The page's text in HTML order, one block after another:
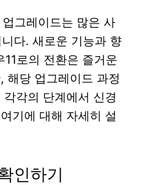
그레이드는 많은 사
다. 새로운 기능과 향
로의 전환은 즐거운
해당 업그레이드 과정
각의 단계에서 신경
기에 대해 자세히 설
인하기